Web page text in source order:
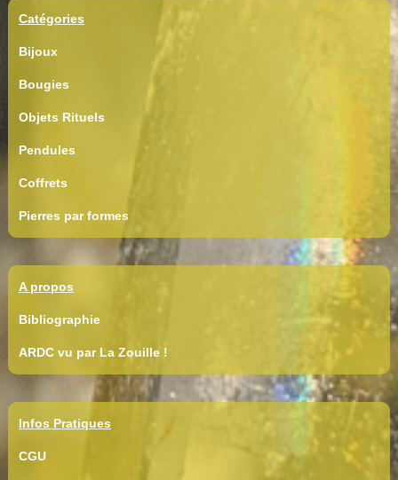
Catégories
Bijoux
Bougies
Objets Rituels
Pendules
Coffrets
Pierres par formes
A propos
Bibliographie
ARDC vu par La Zouille !
Infos Pratiques
CGU